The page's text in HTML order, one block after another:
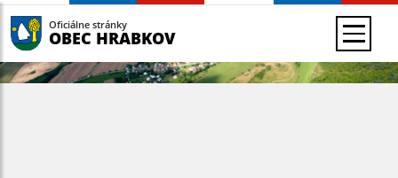
Oficiálne stránky
OBEC HRABKOV